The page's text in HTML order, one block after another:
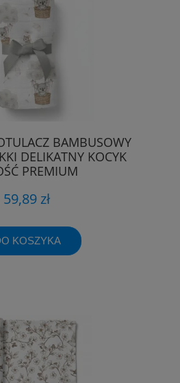
BAMBUSOWY
DELIKATNY KOCYK
PREMIUM
59,89 zł
KOSZYKA